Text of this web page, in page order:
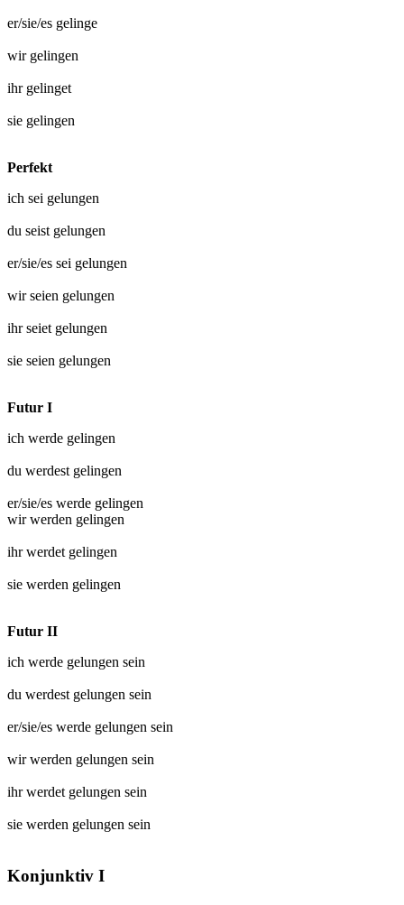
er/sie/es gelinge
wir gelingen
ihr gelinget
sie gelingen
Perfekt
ich sei gelungen
du seist gelungen
er/sie/es sei gelungen
wir seien gelungen
ihr seiet gelungen
sie seien gelungen
Futur I
ich werde gelingen
du werdest gelingen
er/sie/es werde gelingen
wir werden gelingen
ihr werdet gelingen
sie werden gelingen
Futur II
ich werde gelungen sein
du werdest gelungen sein
er/sie/es werde gelungen sein
wir werden gelungen sein
ihr werdet gelungen sein
sie werden gelungen sein
Konjunktiv I